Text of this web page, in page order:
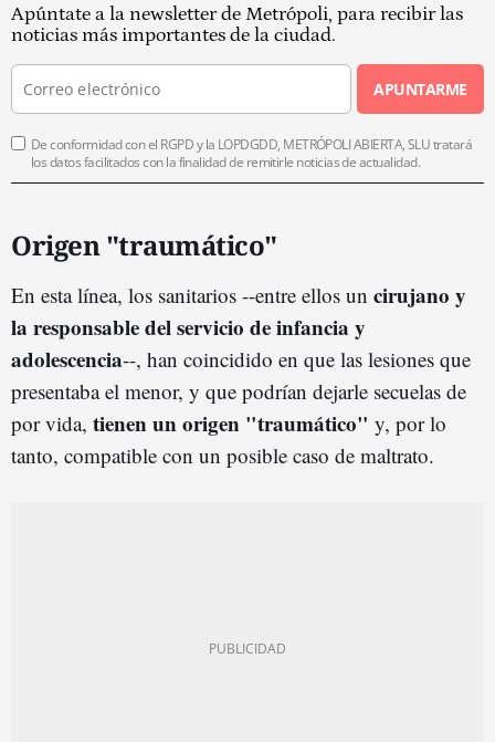
Apúntate a la newsletter de Metrópoli, para recibir las
noticias más importantes de la ciudad.
APUNTARME
De conformidad con el RGPD y la LOPDGDD, METRÓPOLI ABIERTA, SLU tratará
los datos facilitados con la finalidad de remitirle noticias de actualidad.
Origen "traumático"
En esta línea, los sanitarios --entre ellos un cirujano y
la responsable del servicio de infancia y
adolescencia--, han coincidido en que las lesiones que
presentaba el menor, y que podrían dejarle secuelas de
por vida, tienen un origen "traumático" y, por lo
tanto, compatible con un posible caso de maltrato.